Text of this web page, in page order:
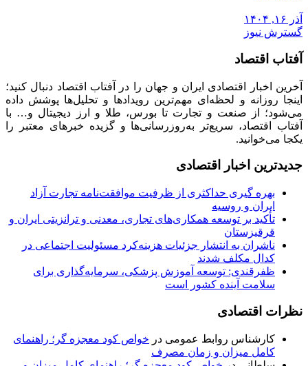
آذر ۱۶, ۱۴۰۴
گسترش نیوز
آفتاب اقتصاد
آخرین اخبار اقتصادی ایران و جهان را در آفتاب اقتصاد دنبال کنید؛
اینجا روزانه و لحظه‌ای مهم‌ترین رویدادها و تحلیل‌ها پوشش داده
می‌شود؛ از صنعت و تجارت تا بورس، طلا و ارز دیجیتال و… با
آفتاب اقتصاد، سریع‌تر به‌روزرسانی‌ها و گزیده خبرهای معتبر را
یکجا می‌خوانید.
جدیدترین اخبار اقتصادی
بهره گیری حداکثری از ظرفیت موافقت‌نامه تجارت آزاد
ایران و روسیه
تأکید بر توسعه همکاری‌های تجاری، معدنی و ترانزیتی ایران و
قرقیزستان
ناشران به انتشار جزئیات هزینه‌کرد مسئولیت اجتماعی در
کدال مکلف شدند
ظفرقندی: توسعه آموزش پزشکی، سرمایه‌گذاری برای
سلامت آینده کشور است
نظرات اقتصادی
کارشناس روابط عمومی در خواص کود معجزه گر؛ راهنمای
کامل میزان و زمان مصرف